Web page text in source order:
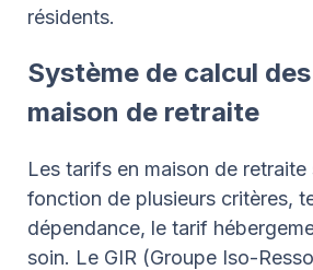
résidents.
Système de calcul
maison de retraite
Les tarifs en maison de
fonction de plusieurs critères,
dépendance, le tarif
soin. Le GIR (Groupe Iso-